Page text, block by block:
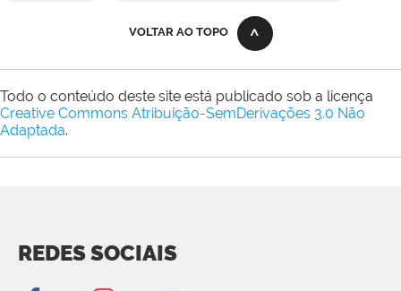
VOLTAR AO TOPO
Todo o conteúdo deste site está publicado sob a licença
Creative Commons Atribuição-SemDerivações 3.0 Não
Adaptada.
REDES SOCIAIS